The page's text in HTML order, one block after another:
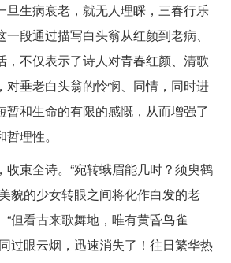
旦生病衰老，就无人理睬，三春行乐
段通过描写白头翁从红颜到老病、
，不仅表示了诗人对青春红颜、清歌
对垂老白头翁的怜悯、同情，同时进
暂和生命的有限的感慨，从而增强了
理性。
收束全诗。“宛转蛾眉能几时？须臾鹤
貌的少女转眼之间将化作白发的老
但看古来歌舞地，唯有黄昏鸟雀
过眼云烟，迅速消失了！往日繁华热